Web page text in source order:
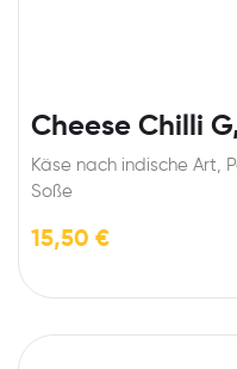
Cheese Chilli
Käse nach indische Art,
Soße
15,50 €